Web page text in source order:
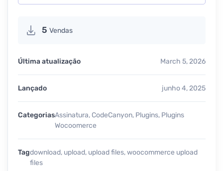
5 Vendas
Última atualização March 5, 2026
Lançado junho 4, 2025
CategoriasAssinatura, CodeCanyon, Plugins, Plugins
Wocoomerce
Tagdownload, upload, upload files,woocommerce upload
files